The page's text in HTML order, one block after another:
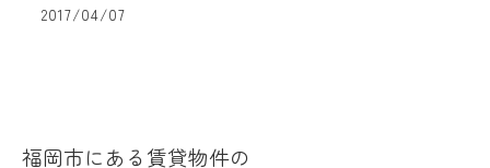
2017/04/07
福岡市にある賃貸物件の